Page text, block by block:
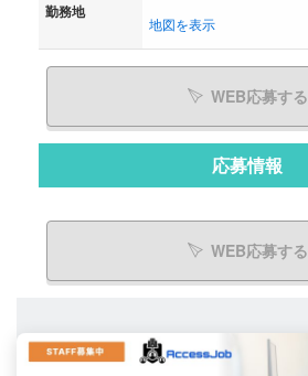
勤務地
地図を表示
WEB応募する
応募情報
WEB応募する